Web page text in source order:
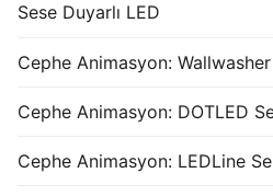
Sese Duyarlı LED
Cephe Animasyon:
Cephe Animasyon: DOTLED
Cephe Animasyon: LEDLine